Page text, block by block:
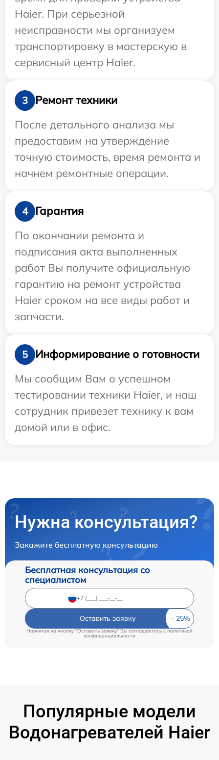
Haier. При серьезной
неисправности мы организуем
транспортировку в мастерскую в
сервисный центр Haier.
3
Ремонт техники
После детального анализа мы
предоставим на утверждение
точную стоимость, время ремонта и
начнем ремонтные операции.
4
Гарантия
По окончании ремонта и
подписания акта выполненных
работ Вы получите официальную
гарантию на ремонт устройства
Haier сроком на все виды работ и
запчасти.
5
Информирование о готовности
Мы сообщим Вам о успешном
тестировании техники Haier, и наш
сотрудник привезет технику к вам
домой или в офис.
Нужна консультация?
Закажите бесплатную консультацию
Бесплатная консультация со
специалистом
Оставить заявку
Нажимая на кнопку "Оставить заявку" Вы соглашаетесь cполитикой
конфиденциальности
Популярные модели
Водонагревателей Haier